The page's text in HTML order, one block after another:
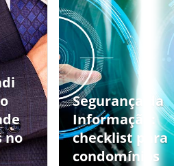
no
Segurança da
Informação:
checklist para
condomínios